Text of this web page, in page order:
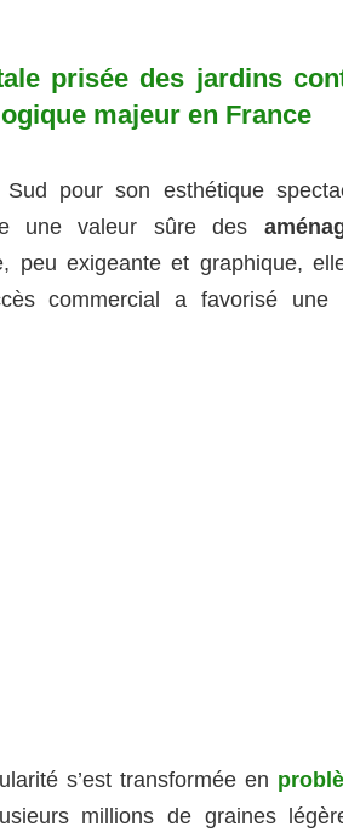
prisée des jardins
majeur en France
Sud pour son esthétique
une valeur sûre des
peu exigeante et graphique,
commercial a favorisé une
s’est transformée en
millions de graines